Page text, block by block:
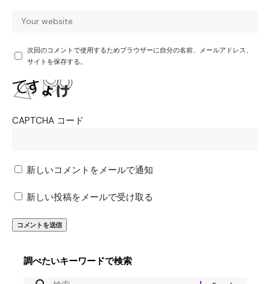
次回のコメントで使用するためブラウザーに自分の名前、メールアドレス、
サイトを保存する。
CAPTCHA コード
新しいコメントをメールで通知
新しい投稿をメールで受け取る
調べたいキーワードで検索